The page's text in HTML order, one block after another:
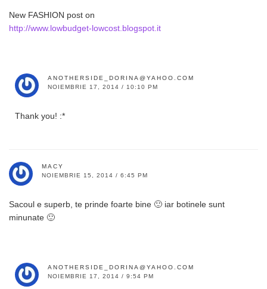
New FASHION post on
http://www.lowbudget-lowcost.blogspot.it
ANOTHERSIDE_DORINA@YAHOO.COM
NOIEMBRIE 17, 2014 / 10:10 PM
Thank you! :*
MACY
NOIEMBRIE 15, 2014 / 6:45 PM
Sacoul e superb, te prinde foarte bine 🙂 iar botinele sunt
minunate 🙂
ANOTHERSIDE_DORINA@YAHOO.COM
NOIEMBRIE 17, 2014 / 9:54 PM